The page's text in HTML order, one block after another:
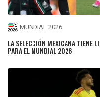
MUNDIAL 2026
LA SELECCIÓN MEXICANA TIENE
PARA EL MUNDIAL 2026